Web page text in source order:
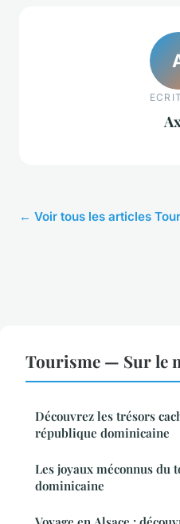
← Voir tous les articles
Tourisme — Sur le
Découvrez les trésors
république dominicaine
Les joyaux méconnus du
dominicaine